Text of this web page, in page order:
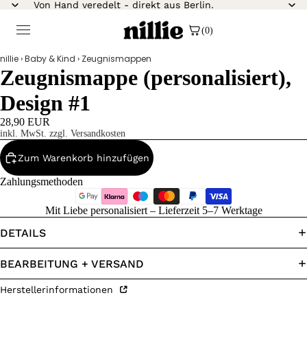
Von Hand veredelt - direkt aus Berlin.
(0)
nillie›Baby & Kind › Zeugnismappen
Zeugnismappe (personalisiert),
Design #1
28,90 EUR
inkl. MwSt. zzgl. Versandkosten
Zum Warenkorb hinzufügen
Zahlungsmethoden
Mit Liebe personalisiert – Lieferzeit 5–7 Werktage
DETAILS
BEARBEITUNG + VERSAND
Herstellerinformationen